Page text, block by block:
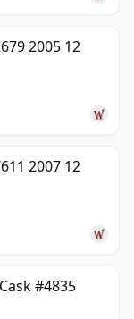
2005 12
2007 12
#4835